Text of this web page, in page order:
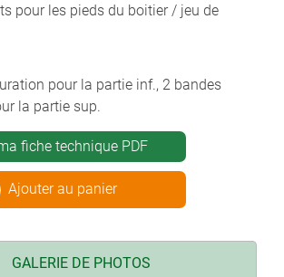
pour les pieds du boitier / jeu de
pour la partie inf., 2 bandes
la partie sup.
fiche technique PDF
Ajouter au panier
GALERIE DE PHOTOS